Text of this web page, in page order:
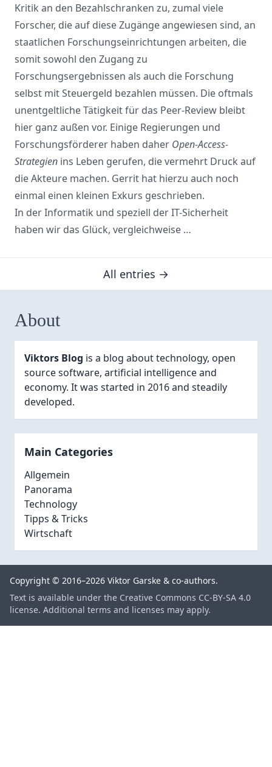
Kritik an den Bezahlschranken zu, zumal viele
Forscher, die auf diese Zugänge angewiesen sind, an
staatlichen Forschungseinrichtungen arbeiten, die
somit sowohl den Zugang zu
Forschungsergebnissen als auch die Forschung
selbst mit Steuergeld bezahlen müssen. Die oftmals
unentgeltliche Tätigkeit für das Peer-Review bleibt
hier ganz außen vor. Einige Regierungen und
Forschungsförderer haben daher Open-Access-
Strategien ins Leben gerufen, die vermehrt Druck auf
die Akteure machen. Gerrit hat hierzu auch noch
einmal einen kleinen Exkurs geschrieben.
In der Informatik und speziell der IT-Sicherheit
haben wir das Glück, vergleichweise …
All entries →
About
Viktors Blog is a blog about technology, open
source software, artificial intelligence and
economy. It was started in 2016 and steadily
developed.
Main Categories
Allgemein
Panorama
Technology
Tipps & Tricks
Wirtschaft
Copyright © 2016–2026 Viktor Garske & co-authors.
Text is available under the Creative Commons CC-BY-SA 4.0
license. Additional terms and licenses may apply.